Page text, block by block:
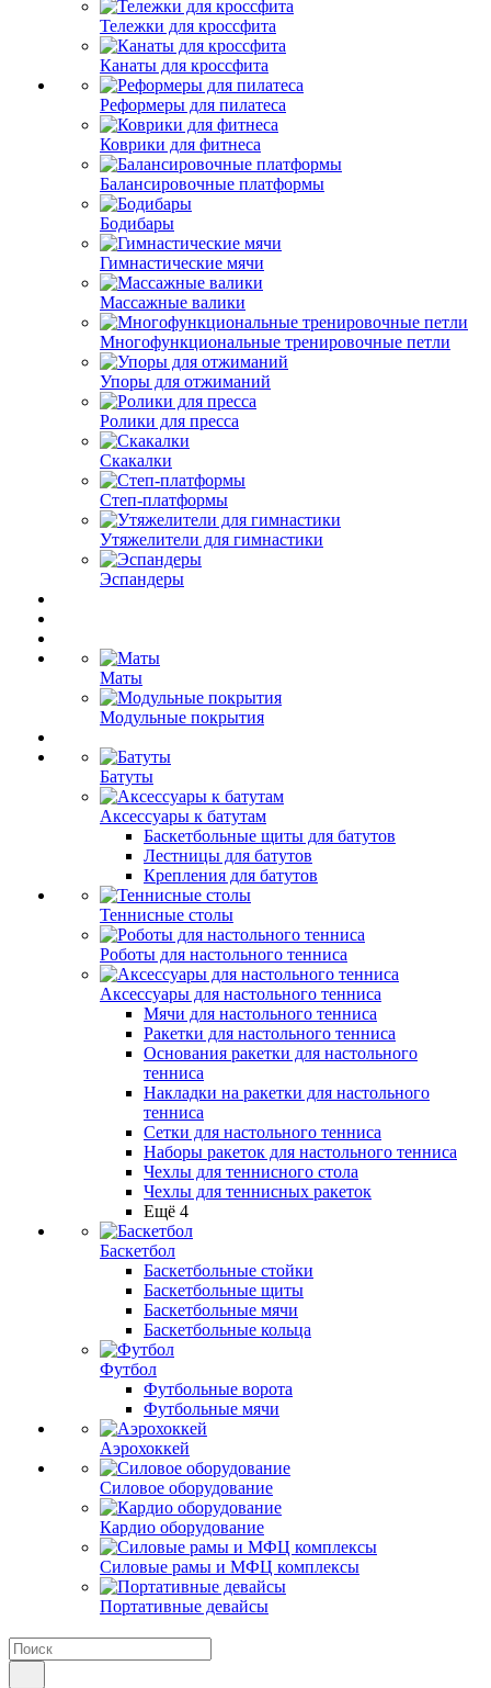
Тележки для кроссфита
Канаты для кроссфита
Реформеры для пилатеса
Коврики для фитнеса
Балансировочные платформы
Бодибары
Гимнастические мячи
Массажные валики
Многофункциональные тренировочные петли
Упоры для отжиманий
Ролики для пресса
Скакалки
Степ-платформы
Утяжелители для гимнастики
Эспандеры
Маты
Модульные покрытия
Батуты
Аксессуары к батутам
Баскетбольные щиты для батутов
Лестницы для батутов
Крепления для батутов
Теннисные столы
Роботы для настольного тенниса
Аксессуары для настольного тенниса
Мячи для настольного тенниса
Ракетки для настольного тенниса
Основания ракетки для настольного
тенниса
Накладки на ракетки для настольного
тенниса
Сетки для настольного тенниса
Наборы ракеток для настольного тенниса
Чехлы для теннисного стола
Чехлы для теннисных ракеток
Ещё 4
Баскетбол
Баскетбольные стойки
Баскетбольные щиты
Баскетбольные мячи
Баскетбольные кольца
Футбол
Футбольные ворота
Футбольные мячи
Аэрохоккей
Силовое оборудование
Кардио оборудование
Силовые рамы и МФЦ комплексы
Портативные девайсы